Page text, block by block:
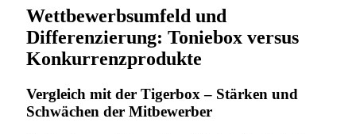
Wettbewerbsumfeld und
Differenzierung: Toniebox versus
Konkurrenzprodukte
Vergleich mit der Tigerbox – Stärken und
Schwächen der Mitbewerber